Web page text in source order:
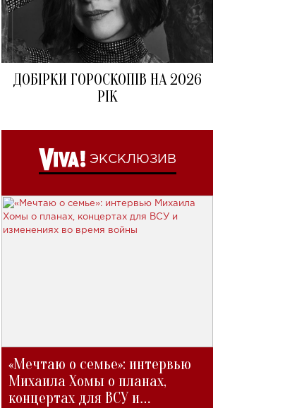
ДОБІРКИ ГОРОСКОПІВ НА 2026
РІК
ЭКСКЛЮЗИВ
«Мечтаю о семье»: интервью
Михаила Хомы о планах,
концертах для ВСУ и